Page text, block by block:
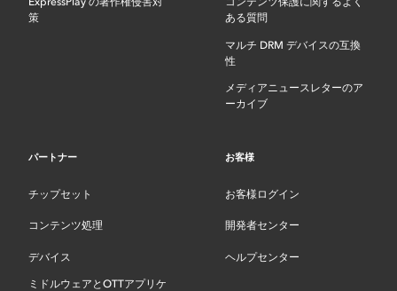
策
ある質問
マルチ DRM デバイスの互換
性
メディアニュースレターのア
ーカイブ
パートナー
チップセット
コンテンツ処理
デバイス
ミドルウェアとOTTアプリケ
お客様
お客様ログイン
開発者センター
ヘルプセンター